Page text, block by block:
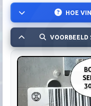
HOE
VOORBEELD